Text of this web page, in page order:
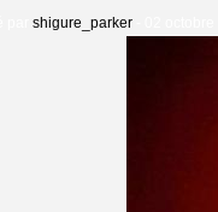
shigure_parker